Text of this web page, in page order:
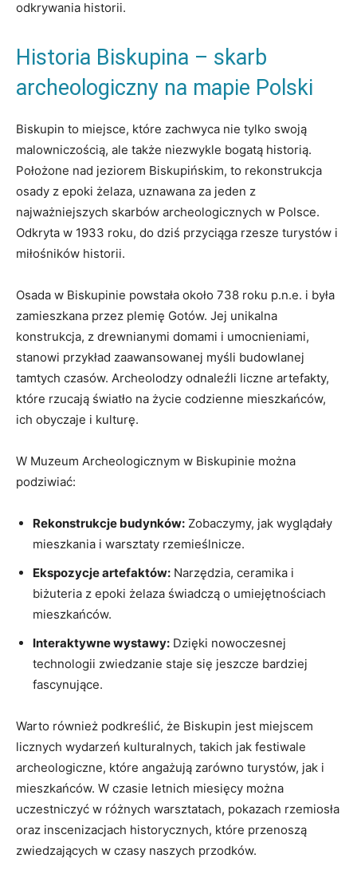
odkrywania historii.
Historia Biskupina ⁢– skarb
archeologiczny na mapie Polski
Biskupin ‌to miejsce, które zachwyca nie tylko swoją⁢
malowniczością, ale także niezwykle bogatą historią.
Położone ‌nad jeziorem Biskupińskim, to⁢ rekonstrukcja
osady z epoki żelaza, uznawana⁢ za jeden z
najważniejszych skarbów archeologicznych w Polsce.
Odkryta w 1933 roku, do dziś ⁤przyciąga rzesze turystów i
miłośników historii.
Osada w Biskupinie powstała około 738‌ roku p.n.e. i⁢ była
zamieszkana przez plemię Gotów. Jej unikalna
konstrukcja, z drewnianymi domami i umocnieniami,
⁤stanowi przykład zaawansowanej myśli budowlanej⁣
tamtych czasów. Archeolodzy odnaleźli liczne artefakty,
które rzucają światło na życie codzienne mieszkańców,
ich obyczaje i kulturę.
W Muzeum Archeologicznym w Biskupinie można
podziwiać:
Rekonstrukcje budynków: Zobaczymy, jak wyglądały
mieszkania i warsztaty rzemieślnicze.
Ekspozycje artefaktów: Narzędzia, ceramika i
biżuteria z epoki żelaza świadczą o umiejętnościach
mieszkańców.
Interaktywne wystawy: Dzięki nowoczesnej
technologii zwiedzanie staje się jeszcze bardziej
fascynujące.
Warto również podkreślić, że Biskupin jest ⁢miejscem
licznych wydarzeń ‍kulturalnych, takich jak festiwale
archeologiczne, które angażują zarówno turystów, jak i
mieszkańców. W czasie⁢ letnich miesięcy można
uczestniczyć w różnych warsztatach, pokazach rzemiosła
oraz inscenizacjach historycznych, które przenoszą
zwiedzających w czasy naszych przodków.